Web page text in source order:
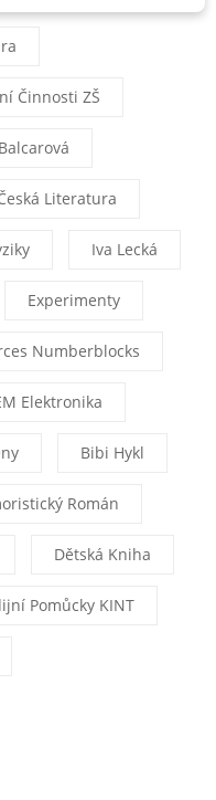
Činnosti ZŠ
Literatura
Iva Lecká
Experimenty
Numberblocks
Elektronika
Bibi Hykl
Román
Dětská Kniha
Pomůcky KINT